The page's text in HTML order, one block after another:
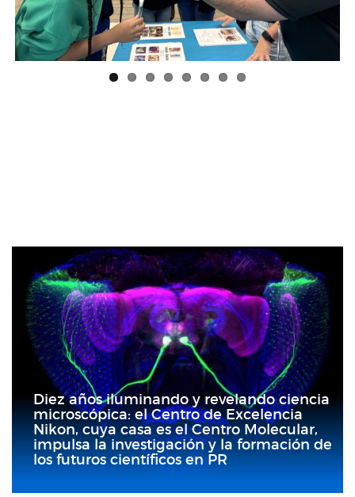
Diez años iluminando y revelando ciencia
microscópica: el Centro de Excelencia
Nikon, cuya casa es el Centro Molecular,
impulsa la investigación y la formación de
los futuros científicos en PR